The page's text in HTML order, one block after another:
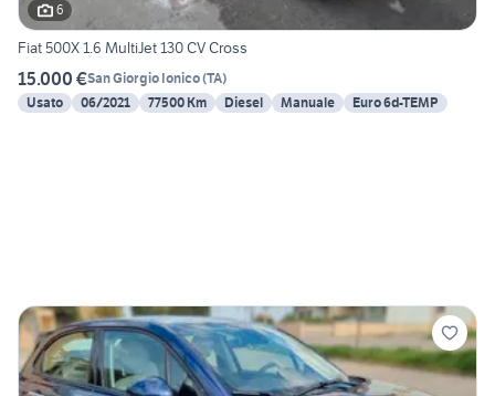
6
Fiat 500X 1.6 MultiJet 130 CV Cross
15.000 €San Giorgio Ionico(TA)
Usato
06/2021 77500 Km Diesel Manuale Euro 6d-TEMP